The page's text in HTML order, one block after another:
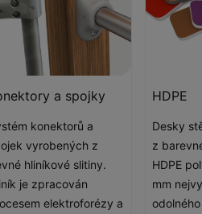
a spojky
konektorů a
vyrobených z
hliníkové slitiny.
je zpracován
elektroforézy a
HDPE
Desky
z
HDPE
mm